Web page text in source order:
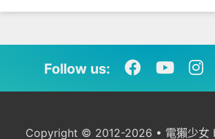
Follow us:
Copyright © 2012-2026 • 電獺少女